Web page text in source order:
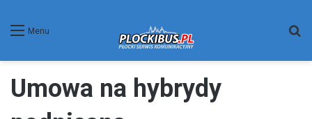
Menu
Umowa na hybrydy